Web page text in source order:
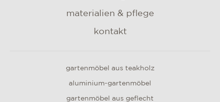
materialien & pflege
kontakt
gartenmöbel aus teakholz
aluminium-gartenmöbel
gartenmöbel aus geflecht